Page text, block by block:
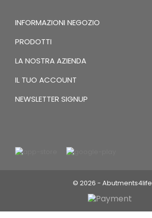
INFORMAZIONI NEGOZIO
PRODOTTI
LA NOSTRA AZIENDA
IL TUO ACCOUNT
NEWSLETTER SIGNUP
© 2026 - Abutments4life